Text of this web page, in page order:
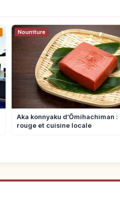
Nourriture
Aka konnyaku d’Ōmihachiman
rouge et cuisine locale